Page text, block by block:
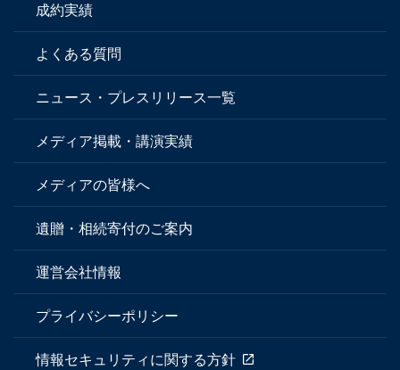
成約実績
よくある質問
ニュース・プレスリリース一覧
メディア掲載・講演実績
メディアの皆様へ
遺贈・相続寄付のご案内
運営会社情報
プライバシーポリシー
情報セキュリティに関する方針